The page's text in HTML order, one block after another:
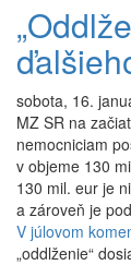
sobota, 16.
MZ SR na
nemocniciam
v objeme 130
130 mil. eur je
a zároveň je
V júlovom
„oddlženie“